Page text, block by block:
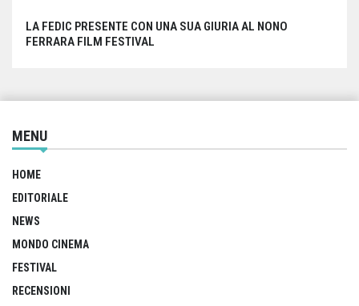
LA FEDIC PRESENTE CON UNA SUA GIURIA AL NONO
FERRARA FILM FESTIVAL
MENU
HOME
EDITORIALE
NEWS
MONDO CINEMA
FESTIVAL
RECENSIONI